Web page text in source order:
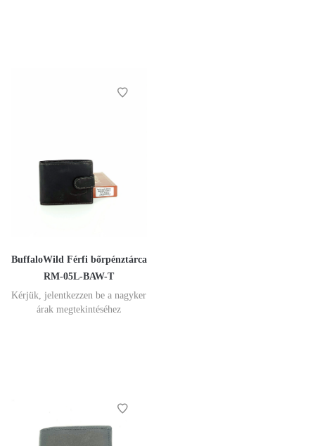
BuffaloWild Férfi bőrpénztárca
RM-05L-BAW-T
Kérjük, jelentkezzen be a nagyker
árak megtekintéséhez